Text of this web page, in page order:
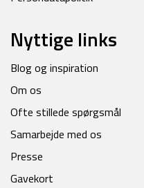
Nyttige links
Blog og inspiration
Om os
Ofte stillede spørgsmål
Samarbejde med os
Presse
Gavekort